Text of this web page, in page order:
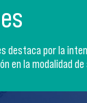
destaca por la
en la modalidad